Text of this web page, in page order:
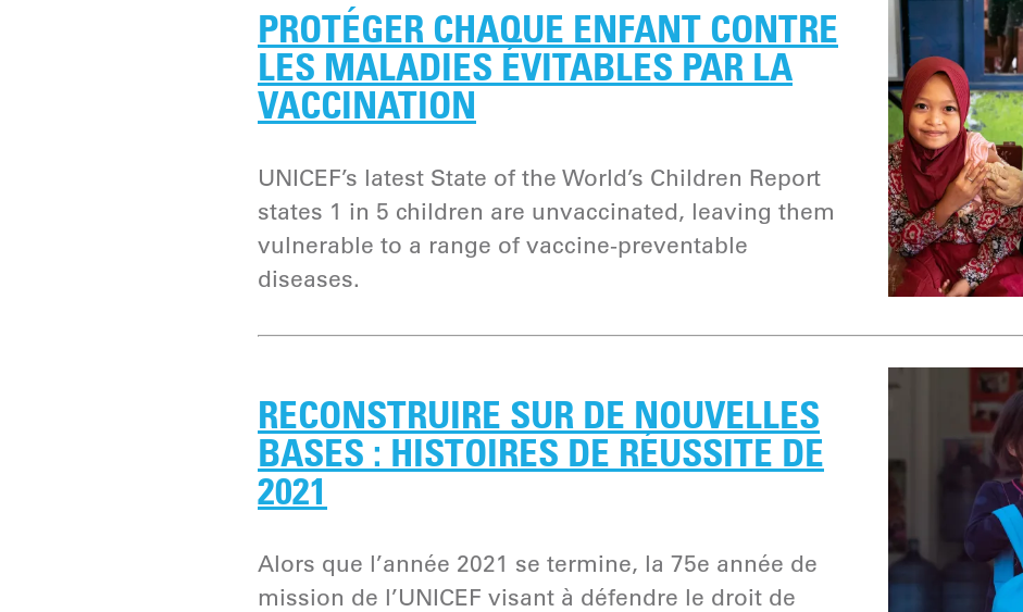
PROTÉGER CHAQUE ENFANT CONTRE
LES MALADIES ÉVITABLES PAR LA
VACCINATION
UNICEF’s latest State of the World’s Children Report
states 1 in 5 children are unvaccinated, leaving them
vulnerable to a range of vaccine-preventable
diseases.
RECONSTRUIRE SUR DE NOUVELLES
BASES : HISTOIRES DE RÉUSSITE DE
2021
Alors que l’année 2021 se termine, la 75e année de
mission de l’UNICEF visant à défendre le droit de